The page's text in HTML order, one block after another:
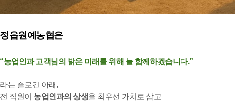
정읍원예농협은
“농업인과 고객님의 밝은 미래를 위해 늘 함께하겠습니다.”
라는 슬로건 아래,
전 직원이 농업인과의 상생을 최우선 가치로 삼고